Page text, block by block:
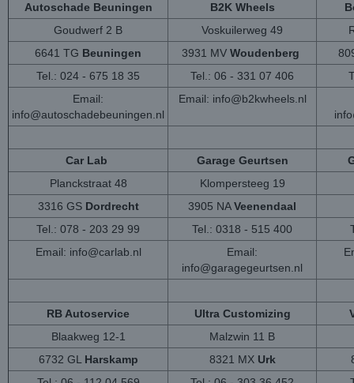
Autoschade Beuningen B2K Wheels
Goudwerf 2 B
Voskuilerweg 49
6641 TG Beuningen 3931 MV Woudenberg
Tel.: 024 - 675 18 35
Tel.: 06 - 331 07 406
Email:
info@autoschadebeuningen.nl
Email: info@b2kwheels.nl
Car Lab Garage Geurtsen
Planckstraat 48
Klompersteeg 19
3316 GS Dordrecht 3905 NAVeenendaal
Tel.: 078 - 203 29 99
Tel.: 0318 - 515 400
Email: info@carlab.nl
Email:
info@garagegeurtsen.nl
RB Autoservice Ultra Customizing
Blaakweg 12-1
Malzwin 11 B
6732 GL Harskamp 8321 MX Urk